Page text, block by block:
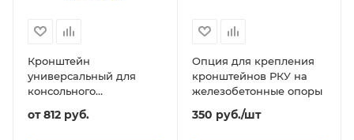
Кронштейн
универсальный для
консольного
мм
от812 руб.
Опция для крепления
кронштейнов РКУ на
железобетонные опоры
350 руб./шт